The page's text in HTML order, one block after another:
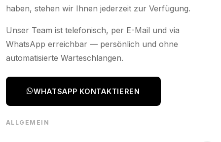
haben, stehen wir Ihnen jederzeit zur Verfügung.
Unser Team ist telefonisch, per E-Mail und via
WhatsApp erreichbar — persönlich und ohne
automatisierte Warteschlangen.
WHATSAPP KONTAKTIEREN
ALLGEMEIN